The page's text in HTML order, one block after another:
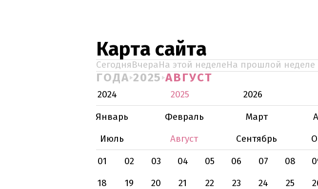
Карта сайта
СегодняВчераНа этой неделеНа прошлой неделе
ГОДА 2025 АВГУСТ
2024 2025
2026
Январь
Февраль Март
Июль
Август Сентябрь
01
02 03 04 05 06 07 08
18
19 20 21 22 23 24 25